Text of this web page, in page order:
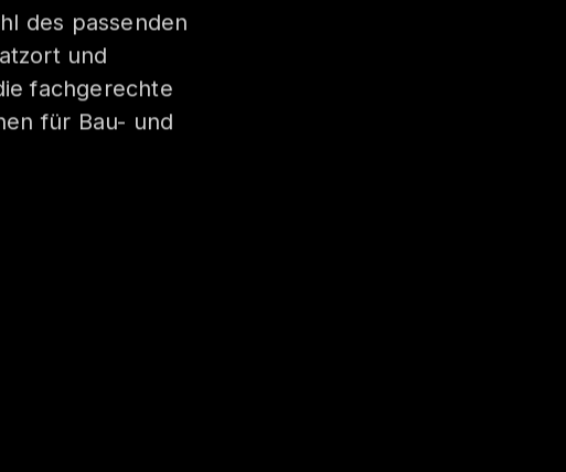
des passenden
und
fachgerechte
für Bau- und